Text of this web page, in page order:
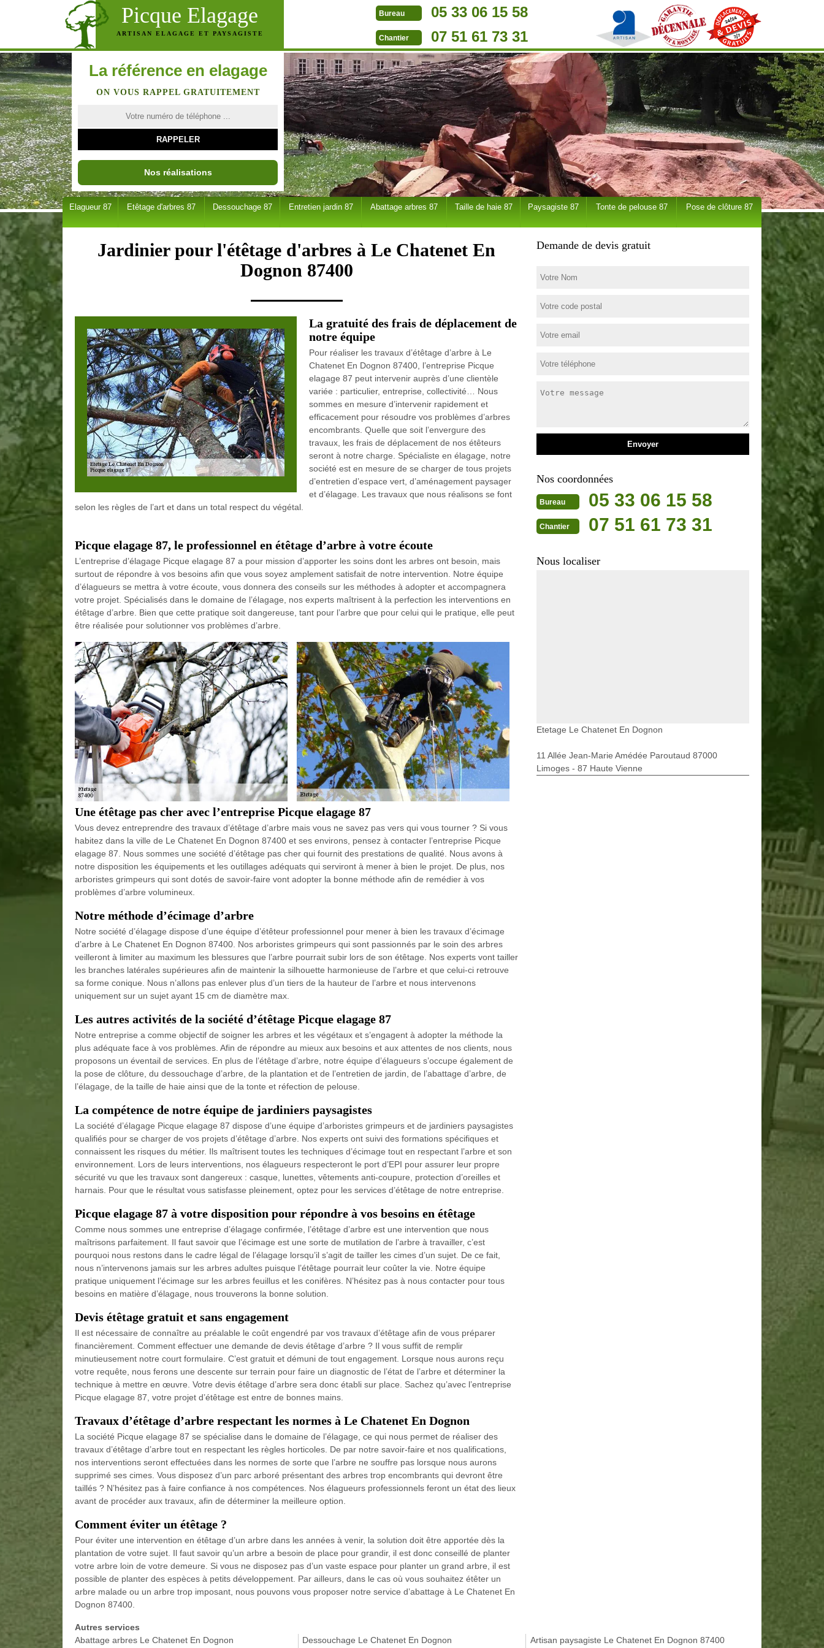
Picque Elagage
ARTISAN ELAGAGE ET PAYSAGISTE
Bureau 05 33 06 15 58
Chantier 07 51 61 73 31
La référence en elagage
ON VOUS RAPPEL GRATUITEMENT
Nos réalisations
Elagueur 87 Etêtage d'arbres 87 Dessouchage 87 Entretien jardin 87 Abattage arbres 87 Taille de haie 87 Paysagiste 87 Tonte de pelouse 87 Pose de clôture 87
Jardinier pour l'étêtage d'arbres à Le Chatenet En
Dognon 87400
La gratuité des frais de déplacement de
notre équipe
Pour réaliser les travaux d’étêtage d’arbre à Le
Chatenet En Dognon 87400, l’entreprise Picque
elagage 87 peut intervenir auprès d’une clientèle
variée : particulier, entreprise, collectivité… Nous
sommes en mesure d’intervenir rapidement et
efficacement pour résoudre vos problèmes d’arbres
encombrants. Quelle que soit l’envergure des
travaux, les frais de déplacement de nos étêteurs
seront à notre charge. Spécialiste en élagage, notre
société est en mesure de se charger de tous projets
d’entretien d’espace vert, d’aménagement paysager
et d’élagage. Les travaux que nous réalisons se font
selon les règles de l’art et dans un total respect du végétal.
Picque elagage 87, le professionnel en étêtage d’arbre à votre écoute
L’entreprise d’élagage Picque elagage 87 a pour mission d’apporter les soins dont les arbres ont besoin, mais
surtout de répondre à vos besoins afin que vous soyez amplement satisfait de notre intervention. Notre équipe
d’élagueurs se mettra à votre écoute, vous donnera des conseils sur les méthodes à adopter et accompagnera
votre projet. Spécialisés dans le domaine de l’élagage, nos experts maîtrisent à la perfection les interventions en
étêtage d’arbre. Bien que cette pratique soit dangereuse, tant pour l’arbre que pour celui qui le pratique, elle peut
être réalisée pour solutionner vos problèmes d’arbre.
Une étêtage pas cher avec l’entreprise Picque elagage 87
Vous devez entreprendre des travaux d’étêtage d’arbre mais vous ne savez pas vers qui vous tourner ? Si vous
habitez dans la ville de Le Chatenet En Dognon 87400 et ses environs, pensez à contacter l’entreprise Picque
elagage 87. Nous sommes une société d’étêtage pas cher qui fournit des prestations de qualité. Nous avons à
notre disposition les équipements et les outillages adéquats qui serviront à mener à bien le projet. De plus, nos
arboristes grimpeurs qui sont dotés de savoir-faire vont adopter la bonne méthode afin de remédier à vos
problèmes d’arbre volumineux.
Notre méthode d’écimage d’arbre
Notre société d’élagage dispose d’une équipe d’étêteur professionnel pour mener à bien les travaux d’écimage
d’arbre à Le Chatenet En Dognon 87400. Nos arboristes grimpeurs qui sont passionnés par le soin des arbres
veilleront à limiter au maximum les blessures que l’arbre pourrait subir lors de son étêtage. Nos experts vont tailler
les branches latérales supérieures afin de maintenir la silhouette harmonieuse de l’arbre et que celui-ci retrouve
sa forme conique. Nous n’allons pas enlever plus d’un tiers de la hauteur de l’arbre et nous intervenons
uniquement sur un sujet ayant 15 cm de diamètre max.
Les autres activités de la société d’étêtage Picque elagage 87
Notre entreprise a comme objectif de soigner les arbres et les végétaux et s’engagent à adopter la méthode la
plus adéquate face à vos problèmes. Afin de répondre au mieux aux besoins et aux attentes de nos clients, nous
proposons un éventail de services. En plus de l’étêtage d’arbre, notre équipe d’élagueurs s’occupe également de
la pose de clôture, du dessouchage d’arbre, de la plantation et de l’entretien de jardin, de l’abattage d’arbre, de
l’élagage, de la taille de haie ainsi que de la tonte et réfection de pelouse.
La compétence de notre équipe de jardiniers paysagistes
La société d’élagage Picque elagage 87 dispose d’une équipe d’arboristes grimpeurs et de jardiniers paysagistes
qualifiés pour se charger de vos projets d’étêtage d’arbre. Nos experts ont suivi des formations spécifiques et
connaissent les risques du métier. Ils maîtrisent toutes les techniques d’écimage tout en respectant l’arbre et son
environnement. Lors de leurs interventions, nos élagueurs respecteront le port d’EPI pour assurer leur propre
sécurité vu que les travaux sont dangereux : casque, lunettes, vêtements anti-coupure, protection d’oreilles et
harnais. Pour que le résultat vous satisfasse pleinement, optez pour les services d’étêtage de notre entreprise.
Picque elagage 87 à votre disposition pour répondre à vos besoins en étêtage
Comme nous sommes une entreprise d’élagage confirmée, l’étêtage d’arbre est une intervention que nous
maîtrisons parfaitement. Il faut savoir que l’écimage est une sorte de mutilation de l’arbre à travailler, c’est
pourquoi nous restons dans le cadre légal de l’élagage lorsqu’il s’agit de tailler les cimes d’un sujet. De ce fait,
nous n’intervenons jamais sur les arbres adultes puisque l’étêtage pourrait leur coûter la vie. Notre équipe
pratique uniquement l’écimage sur les arbres feuillus et les conifères. N’hésitez pas à nous contacter pour tous
besoins en matière d’élagage, nous trouverons la bonne solution.
Devis étêtage gratuit et sans engagement
Il est nécessaire de connaître au préalable le coût engendré par vos travaux d’étêtage afin de vous préparer
financièrement. Comment effectuer une demande de devis étêtage d’arbre ? Il vous suffit de remplir
minutieusement notre court formulaire. C’est gratuit et démuni de tout engagement. Lorsque nous aurons reçu
votre requête, nous ferons une descente sur terrain pour faire un diagnostic de l’état de l’arbre et déterminer la
technique à mettre en œuvre. Votre devis étêtage d’arbre sera donc établi sur place. Sachez qu’avec l’entreprise
Picque elagage 87, votre projet d’étêtage est entre de bonnes mains.
Travaux d’étêtage d’arbre respectant les normes à Le Chatenet En Dognon
La société Picque elagage 87 se spécialise dans le domaine de l’élagage, ce qui nous permet de réaliser des
travaux d’étêtage d’arbre tout en respectant les règles horticoles. De par notre savoir-faire et nos qualifications,
nos interventions seront effectuées dans les normes de sorte que l’arbre ne souffre pas lorsque nous aurons
supprimé ses cimes. Vous disposez d’un parc arboré présentant des arbres trop encombrants qui devront être
taillés ? N’hésitez pas à faire confiance à nos compétences. Nos élagueurs professionnels feront un état des lieux
avant de procéder aux travaux, afin de déterminer la meilleure option.
Comment éviter un étêtage ?
Pour éviter une intervention en étêtage d’un arbre dans les années à venir, la solution doit être apportée dès la
plantation de votre sujet. Il faut savoir qu’un arbre a besoin de place pour grandir, il est donc conseillé de planter
votre arbre loin de votre demeure. Si vous ne disposez pas d’un vaste espace pour planter un grand arbre, il est
possible de planter des espèces à petits développement. Par ailleurs, dans le cas où vous souhaitez étêter un
arbre malade ou un arbre trop imposant, nous pouvons vous proposer notre service d’abattage à Le Chatenet En
Dognon 87400.
Demande de devis gratuit
Nos coordonnées
Bureau 05 33 06 15 58
Chantier 07 51 61 73 31
Nous localiser
Etetage Le Chatenet En Dognon
11 Allée Jean-Marie Amédée Paroutaud 87000
Limoges - 87 Haute Vienne
Autres services
Abattage arbres Le Chatenet En Dognon
Dessouchage Le Chatenet En Dognon Artisan paysagiste Le Chatenet En Dognon 87400